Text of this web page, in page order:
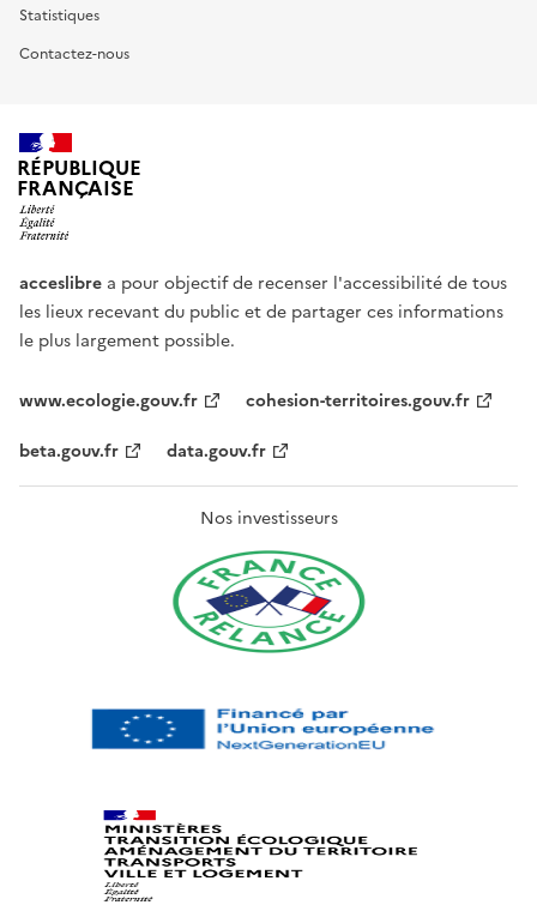
Statistiques
Contactez-nous
RÉPUBLIQUE
FRANÇAISE
acceslibre a pour objectif de recenser l'accessibilité de tous
les lieux recevant du public et de partager ces informations
le plus largement possible.
www.ecologie.gouv.fr
cohesion-territoires.gouv.fr
beta.gouv.fr
data.gouv.fr
Nos investisseurs